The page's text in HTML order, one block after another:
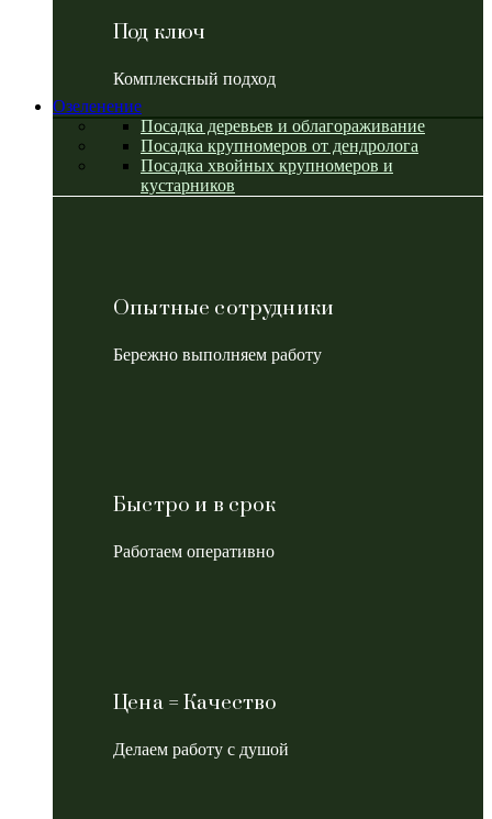
Под ключ
Комплексный подход
Озеленение
Посадка деревьев и облагораживание
Посадка крупномеров от дендролога
Посадка хвойных крупномеров и
кустарников
Опытные сотрудники
Бережно выполняем работу
Быстро и в срок
Работаем оперативно
Цена = Качество
Делаем работу с душой